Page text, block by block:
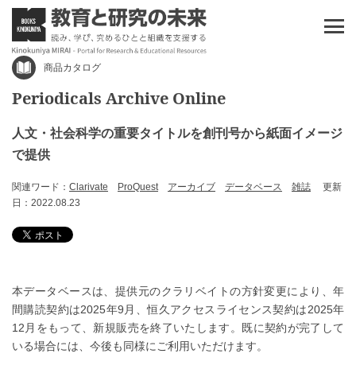
商品カタログ
Periodicals Archive Online
人文・社会科学の重要タイトルを創刊号から紙面イメージ
で提供
関連ワード： Clarivate ProQuest アーカイブ データベース 雑誌
更新
日：2022.08.23
本データベースは、提供元のクラリベイトの方針変更により、年
間購読契約は2025年9月、恒久アクセスライセンス契約は2025年
12月をもって、新規販売を終了いたします。既に契約が完了して
いる場合には、今後も同様にご利用いただけます。